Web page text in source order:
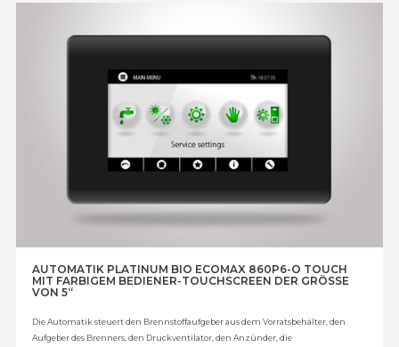
AUTOMATIK PLATINUM BIO ECOMAX 860P6-O TOUCH
MIT FARBIGEM BEDIENER-TOUCHSCREEN DER GRÖSSE
VON 5“
Die Automatik steuert den Brennstoffaufgeber aus dem Vorratsbehälter, den
Aufgeber des Brenners, den Druckventilator, den Anzünder, die